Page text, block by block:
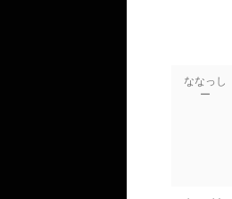
ななっし
ー